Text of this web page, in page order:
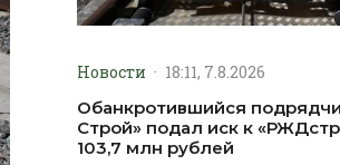
Новости · 18:11, 7.8.2026
Обанкротившийся
Строй» подал иск к
103,7 млн рублей